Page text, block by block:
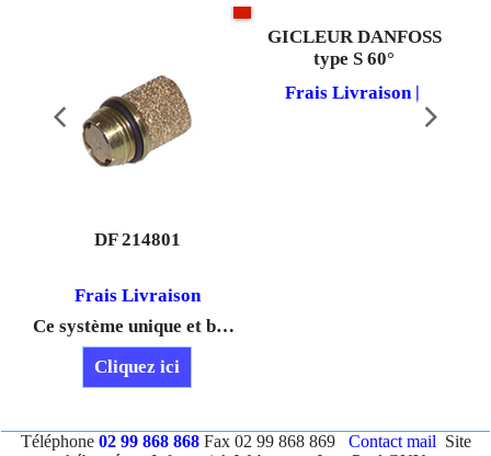
DF 214801
Frais Livraison
Ce système unique et breveté de Delavan, permet une réduction sensible des polluants lors du démarrage et de l’arrêt du brûleur.
Cliquez ici
GICLEUR DANFOSS
type S 60°
Frais Livraison
Téléphone 02 99 868 868Fax 02 99 868 869 Contact mail Site